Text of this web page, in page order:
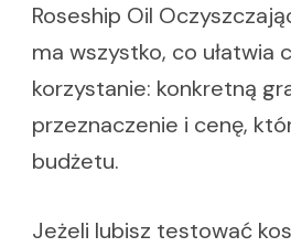
Roseship Oil
ma wszystko, co ułatwia
korzystanie: konkretną
przeznaczenie i cenę,
budżetu.
Jeżeli lubisz testować